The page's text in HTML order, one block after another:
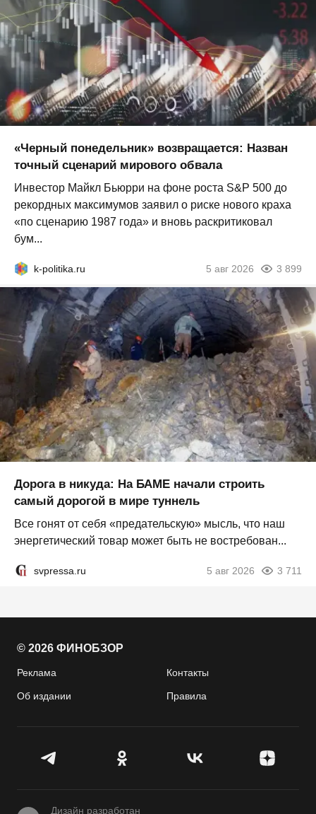
«Черный понедельник» возвращается: Назван
точный сценарий мирового обвала
Инвестор Майкл Бьюрри на фоне роста S&P 500 до
рекордных максимумов заявил о риске нового краха
«по сценарию 1987 года» и вновь раскритиковал
бум...
k-politika.ru 5 авг 2026 3 899
Дорога в никуда: На БАМЕ начали строить
самый дорогой в мире туннель
Все гонят от себя «предательскую» мысль, что наш
энергетический товар может быть не востребован...
svpressa.ru 5 авг 2026 3 711
© 2026 ФИНОБЗОР
Реклама Контакты
Об издании Правила